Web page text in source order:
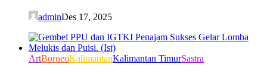
adminDes 17, 2025
ArtBorneoKalimantanKalimantan TimurSastra